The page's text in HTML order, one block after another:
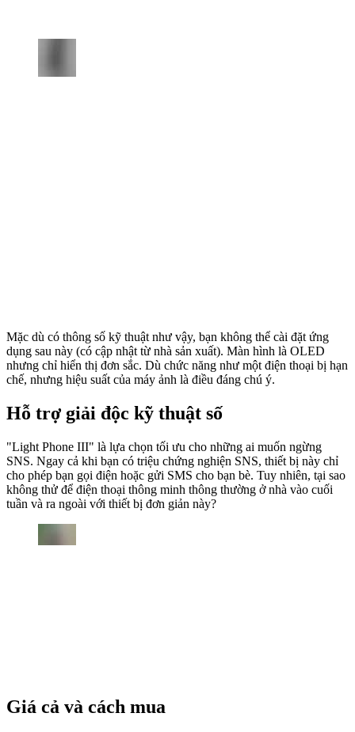
Mặc dù có thông số kỹ thuật như vậy, bạn không thể cài đặt ứng
dụng sau này (có cập nhật từ nhà sản xuất). Màn hình là OLED
nhưng chỉ hiển thị đơn sắc. Dù chức năng như một điện thoại bị hạn
chế, nhưng hiệu suất của máy ảnh là điều đáng chú ý.
Hỗ trợ giải độc kỹ thuật số
"Light Phone III" là lựa chọn tối ưu cho những ai muốn ngừng
SNS. Ngay cả khi bạn có triệu chứng nghiện SNS, thiết bị này chỉ
cho phép bạn gọi điện hoặc gửi SMS cho bạn bè. Tuy nhiên, tại sao
không thử để điện thoại thông minh thông thường ở nhà vào cuối
tuần và ra ngoài với thiết bị đơn giản này?
Giá cả và cách mua